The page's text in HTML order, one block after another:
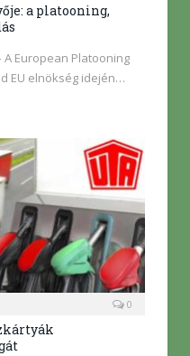
a platooning,
A European Platooning
EU elnökség idején…
0